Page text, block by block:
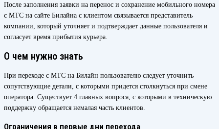
После заполнения заявки на перенос и сохранение мобильного номера
с МТС на сайте Билайна с клиентом связывается представитель
компании, который уточняет и подтверждает данные пользователя и
согласует время прибытия курьера.
О чем нужно знать
При переходе с МТС на Билайн пользователю следует уточнить
сопутствующие детали, с которыми придется столкнуться при смене
оператора. Существует 4 главных вопроса, с которыми в техническую
поддержку обращается немалая часть клиентов.
Ограничения в первые дни перехода